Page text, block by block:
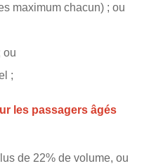
maximum chacun) ; ou
ou
;
les passagers âgés
de 22% de volume, ou